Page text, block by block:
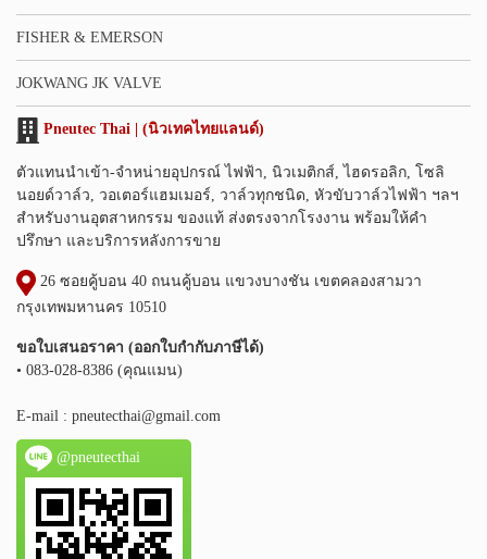
FISHER & EMERSON
JOKWANG JK VALVE
Pneutec Thai | (นิวเทคไทยแลนด์)
ตัวแทนนำเข้า-จำหน่ายอุปกรณ์ ไฟฟ้า, นิวเมติกส์, ไฮดรอลิก, โซลิ
นอยด์วาล์ว, วอเตอร์แฮมเมอร์, วาล์วทุกชนิด, หัวขับวาล์วไฟฟ้า ฯลฯ
สำหรับงานอุตสาหกรรม ของแท้ ส่งตรงจากโรงงาน พร้อมให้คำ
ปรึกษา และบริการหลังการขาย
26 ซอยคู้บอน 40 ถนนคู้บอน แขวงบางชัน เขตคลองสามวา
กรุงเทพมหานคร 10510
ขอใบเสนอราคา (ออกใบกำกับภาษีได้)
• 083-028-8386 (คุณแมน)
E-mail : pneutecthai@gmail.com
@pneutecthai